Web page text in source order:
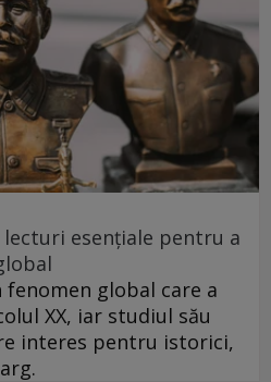
esențiale pentru a
global care a
XX, iar studiul său
interes pentru istorici,